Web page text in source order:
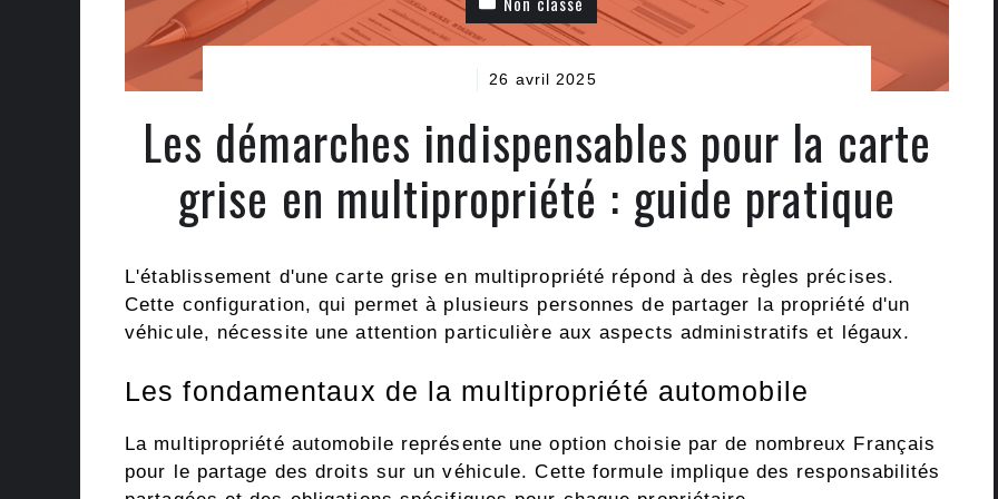
26 avril 2025
Les démarches indispensables pour la carte
grise en multipropriété : guide pratique
L'établissement d'une carte grise en multipropriété répond à des règles précises.
Cette configuration, qui permet à plusieurs personnes de partager la propriété d'un
véhicule, nécessite une attention particulière aux aspects administratifs et légaux.
Les fondamentaux de la multipropriété automobile
La multipropriété automobile représente une option choisie par de nombreux Français
pour le partage des droits sur un véhicule. Cette formule implique des responsabilités